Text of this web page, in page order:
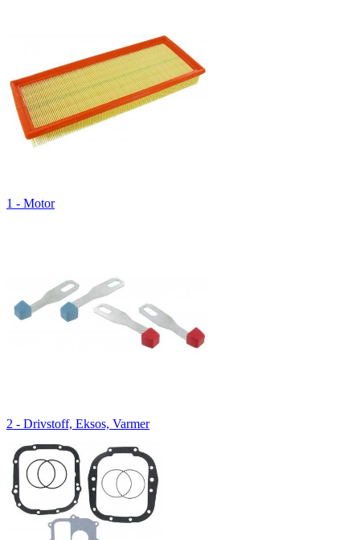
1 - Motor
2 - Drivstoff, Eksos, Varmer